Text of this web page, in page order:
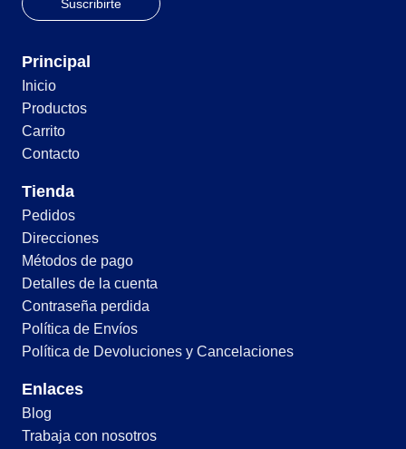
Principal
Inicio
Productos
Carrito
Contacto
Tienda
Pedidos
Direcciones
Métodos de pago
Detalles de la cuenta
Contraseña perdida
Política de Envíos
Política de Devoluciones y Cancelaciones
Enlaces
Blog
Trabaja con nosotros